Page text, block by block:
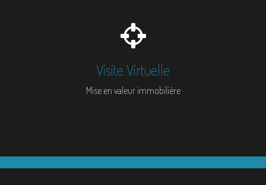
Visite Virtuelle
Mise en valeur immobilière